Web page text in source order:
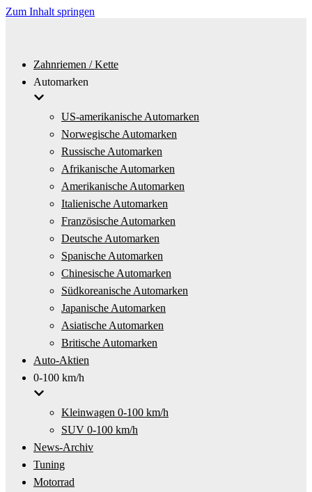
Zum Inhalt springen
Zahnriemen / Kette
Automarken
US-amerikanische Automarken
Norwegische Automarken
Russische Automarken
Afrikanische Automarken
Amerikanische Automarken
Italienische Automarken
Französische Automarken
Deutsche Automarken
Spanische Automarken
Chinesische Automarken
Südkoreanische Automarken
Japanische Automarken
Asiatische Automarken
Britische Automarken
Auto-Aktien
0-100 km/h
Kleinwagen 0-100 km/h
SUV 0-100 km/h
News-Archiv
Tuning
Motorrad